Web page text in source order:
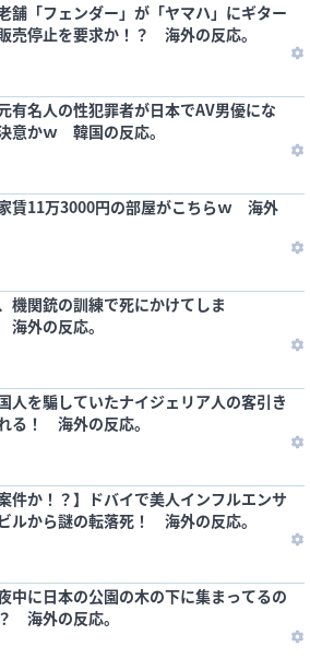
舗「フェンダー」が「ヤマハ」にギター
売停止を要求か！？ 海外の反応。
有名人の性犯罪者が日本でAV男優にな
意かｗ 韓国の反応。
賃11万3000円の部屋がこちらｗ 海外
機関銃の訓練で死にかけてしま
外の反応。
人を騙していたナイジェリア人の客引き
る！ 海外の反応。
件か！？】ドバイで美人インフルエンサ
ルから謎の転落死！ 海外の反応。
中に日本の公園の木の下に集まってるの
海外の反応。